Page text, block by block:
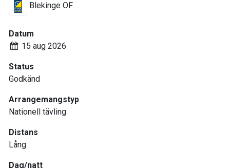
Blekinge OF
Datum
15 aug 2026
Status
Godkänd
Arrangemangstyp
Nationell tävling
Distans
Lång
Dag/natt